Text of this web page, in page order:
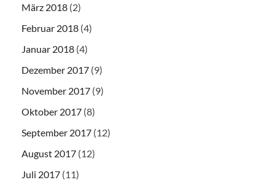
März 2018 (2)
Februar 2018 (4)
Januar 2018 (4)
Dezember 2017 (9)
November 2017 (9)
Oktober 2017 (8)
September 2017 (12)
August 2017 (12)
Juli 2017 (11)